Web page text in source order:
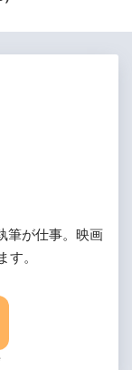
筆が仕事。映画
す。